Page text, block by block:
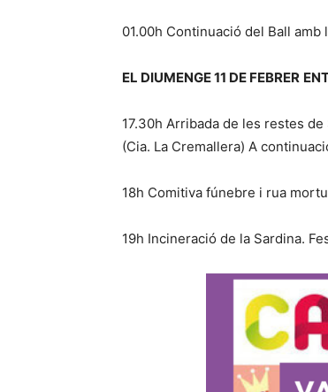
01.00h Continuació del Ball amb
EL DIUMENGE 11 DE FEBRER
17.30h Arribada de les restes de
(Cia. La Cremallera) A
18h Comitiva fúnebre i rua
19h Incineració de la Sardina.